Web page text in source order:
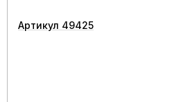
Артикул 49425